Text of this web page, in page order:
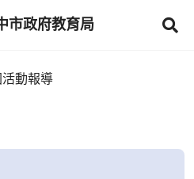
市政府教育局
動報導